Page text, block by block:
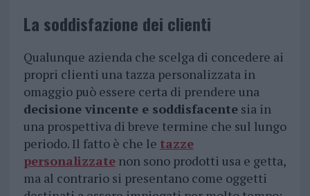
La soddisfazione dei clienti
Qualunque azienda che scelga di concedere ai
propri clienti una tazza personalizzata in
omaggio può essere certa di prendere una
decisione vincente e soddisfacentesia in
una prospettiva di breve termine che sul lungo
periodo. Il fatto è che le tazze
personalizzatenon sono prodotti usa e getta,
ma al contrario si presentano come oggetti